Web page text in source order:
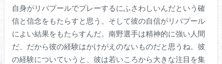
自身がリバプールでプレーするにふさわしいんだという確
信と信念をもたらすと思う。そして彼の自信がリバプール
によい結果をもたらすんだ。南野選手は精神的に強い人間
だ、だから彼の経験はかけがえのないものだと思うね。彼
の経験についていうと、彼は若いころから大きな注目を集